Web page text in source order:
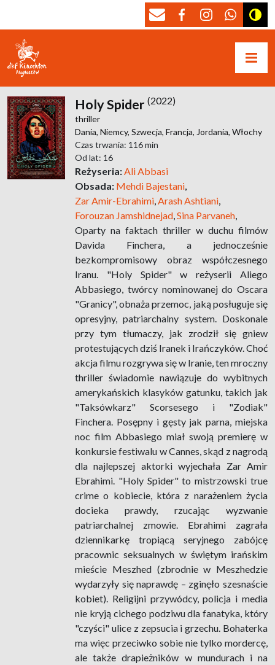
Holy Spider (2022)
thriller
Dania, Niemcy, Szwecja, Francja, Jordania, Włochy
Czas trwania: 116 min
Od lat: 16
Reżyseria: Ali Abbasi
Obsada: Mehdi Bajestani
Zar Amir-Ebrahimi Arash Ashtiani
Forouzan Jamshidnejad Sina Parvaneh
Oparty na faktach thriller w duchu filmów
Davida Finchera, a jednocześnie
bezkompromisowy obraz współczesnego
Iranu. "Holy Spider" w reżyserii Aliego
Abbasiego, twórcy nominowanej do Oscara
"Granicy", obnaża przemoc, jaką posługuje się
opresyjny, patriarchalny system. Doskonale
przy tym tłumaczy, jak zrodził się gniew
protestujących dziś Iranek i Irańczyków. Choć
akcja filmu rozgrywa się w Iranie, ten mroczny
thriller świadomie nawiązuje do wybitnych
amerykańskich klasyków gatunku, takich jak
"Taksówkarz" Scorsesego i "Zodiak"
Finchera. Posępny i gęsty jak parna, miejska
noc film Abbasiego miał swoją premierę w
konkursie festiwalu w Cannes, skąd z nagrodą
dla najlepszej aktorki wyjechała Zar Amir
Ebrahimi. "Holy Spider" to mistrzowski true
crime o kobiecie, która z narażeniem życia
docieka prawdy, rzucając wyzwanie
patriarchalnej zmowie. Ebrahimi zagrała
dziennikarkę tropiącą seryjnego zabójcę
pracownic seksualnych w świętym irańskim
mieście Meszhed (zbrodnie w Meszhedzie
wydarzyły się naprawdę – zginęło szesnaście
kobiet). Religijni przywódcy, policja i media
nie kryją cichego podziwu dla fanatyka, który
"czyści" ulice z zepsucia i grzechu. Bohaterka
ma więc przeciwko sobie nie tylko mordercę,
ale także drapieżników w mundurach i na